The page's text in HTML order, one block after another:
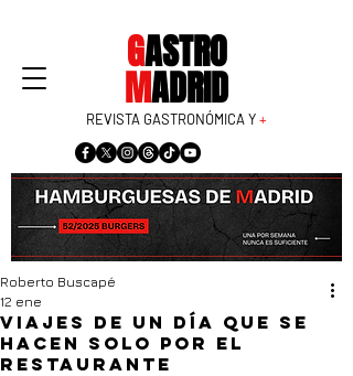
GASTRO
MADRID
REVISTA GASTRONÓMICA Y+
Viajes de un día que se
hacen solo por el
restaurante
Roberto Buscapé
12 ene